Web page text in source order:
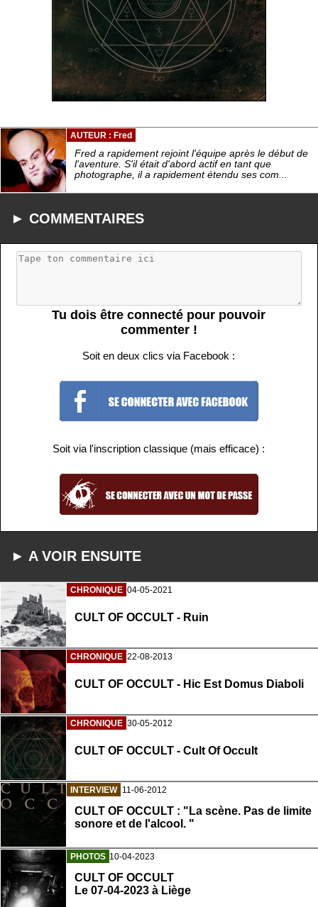
AUTEUR : Fred
Fred a rapidement rejoint l'équipe après le début de
l'aventure. S'il était d'abord actif en tant que
photographe, il a rapidement étendu ses com...
► COMMENTAIRES
Tu dois être connecté pour pouvoir
commenter !
Soit en deux clics via Facebook :
Soit via l'inscription classique (mais efficace) :
► A VOIR ENSUITE
CHRONIQUE 04-05-2021
CULT OF OCCULT - Ruin
CHRONIQUE 22-08-2013
CULT OF OCCULT - Hic Est Domus Diaboli
CHRONIQUE 30-05-2012
CULT OF OCCULT - Cult Of Occult
INTERVIEW 11-06-2012
CULT OF OCCULT : "La scène. Pas de limite
sonore et de l'alcool. "
PHOTOS 10-04-2023
CULT OF OCCULT
Le 07-04-2023 à Liège